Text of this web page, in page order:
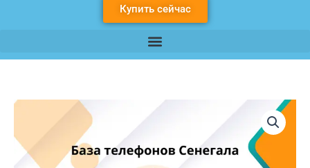
Купить сейчас
Количество
телефонов
Сенегала